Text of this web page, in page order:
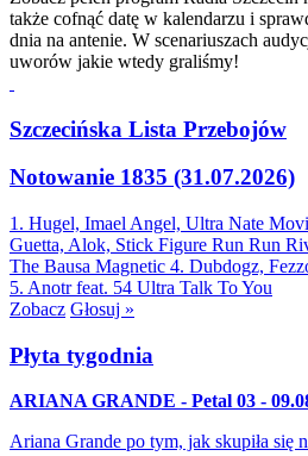
także cofnąć datę w kalendarzu i
dnia na antenie. W scenariuszach
uworów jakie wtedy graliśmy!
Szczecińska Lista Przebojów
Notowanie 1835 (31.07.2026)
1. Hugel, Imael Angel, Ultra Nate
Guetta, Alok, Stick Figure Run Run
The Bausa Magnetic 4. Dubdogz,
5. Anotr feat. 54 Ultra Talk To You
Zobacz Głosuj »
Płyta tygodnia
ARIANA GRANDE - Petal 03 -
Ariana Grande po tym, jak skupiła się